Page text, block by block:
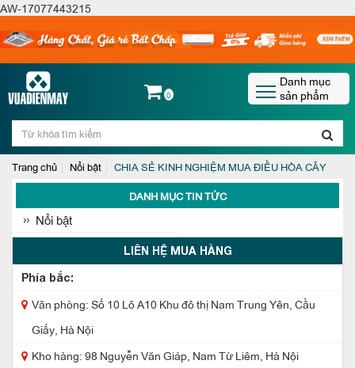
AW-17077443215
0
Danh mục
sản phẩm
Trang chủ Nổi bật CHIA SẺ KINH NGHIỆM MUA ĐIỀU HÒA CÂY
DANH MỤC TIN TỨC
Nổi bật
LIÊN HỆ MUA HÀNG
Phía bắc:
Văn phòng: Số 10 Lô A10 Khu đô thị Nam Trung Yên, Cầu
Giấy, Hà Nội
Kho hàng: 98 Nguyễn Văn Giáp, Nam Từ Liêm, Hà Nội